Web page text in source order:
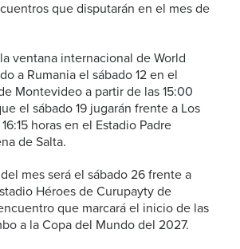
que disputarán en el mes de
ventana internacional de World
a Rumania el sábado 12 en el
Montevideo a partir de las 15:00
el sábado 19 jugarán frente a Los
horas en el Estadio Padre
de Salta.
mes será el sábado 26 frente a
Héroes de Curupayty de
que marcará el inicio de las
a la Copa del Mundo del 2027.